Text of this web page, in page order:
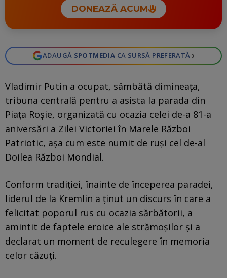
DONEAZĂ ACUM
ADAUGĂ SPOTMEDIA CA SURSĂ PREFERATĂ ›
Vladimir Putin a ocupat, sâmbătă dimineaţa,
tribuna centrală pentru a asista la parada din
Piaţa Roşie, organizată cu ocazia celei de-a 81-a
aniversări a Zilei Victoriei în Marele Război
Patriotic, aşa cum este numit de ruşi cel de-al
Doilea Război Mondial.
Conform tradiţiei, înainte de începerea paradei,
liderul de la Kremlin a ţinut un discurs în care a
felicitat poporul rus cu ocazia sărbătorii, a
amintit de faptele eroice ale strămoşilor şi a
declarat un moment de reculegere în memoria
celor căzuţi.